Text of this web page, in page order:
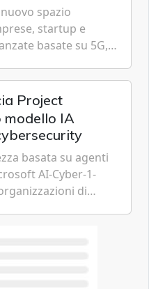
spazio
startup e
basate su 5G,
Project
modello IA
basata su agenti
AI-Cyber-1-
di